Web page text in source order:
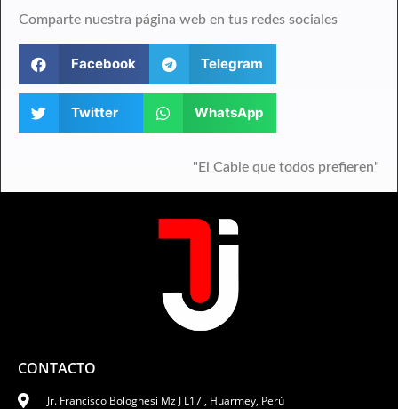
Comparte nuestra página web en tus redes sociales
Facebook Telegram
Twitter WhatsApp
"El Cable que todos prefieren"
CONTACTO
Jr. Francisco Bolognesi Mz J L17 , Huarmey, Perú